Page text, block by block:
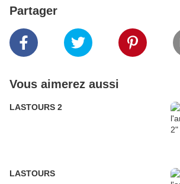
Partager
Vous aimerez aussi
LASTOURS 2
LASTOURS